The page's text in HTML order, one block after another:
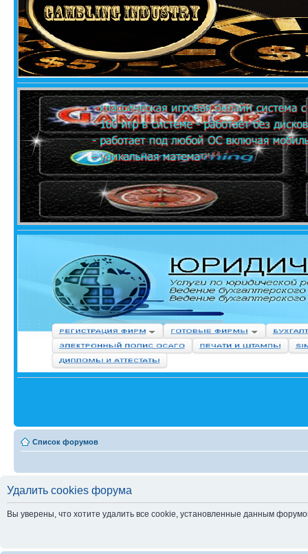
Список форумов
Удалить cookies форума
Вы уверены, что хотите удалить все cookie, установленные данным